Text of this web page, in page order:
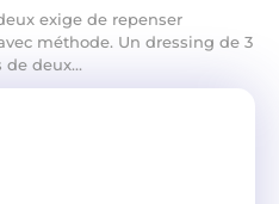
exige de repenser
méthode. Un dressing de 3
deux...